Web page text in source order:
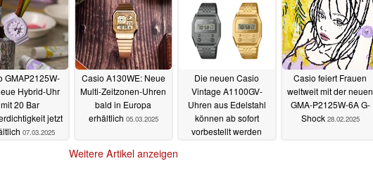
GMAP2125W-
Hybrid-Uhr
mit 20 Bar
jetzt
07.03.2025
Casio A130WE: Neue
Multi-Zeitzonen-Uhren
bald in Europa
erhältlich 05.03.2025
Die neuen Casio
Vintage A1100GV-
Uhren aus Edelstahl
können ab sofort
vorbestellt werden
Casio feiert Frauen
weltweit mit der neuen
GMA-P2125W-6A G-
Shock 28.02.2025
Weitere Artikel anzeigen